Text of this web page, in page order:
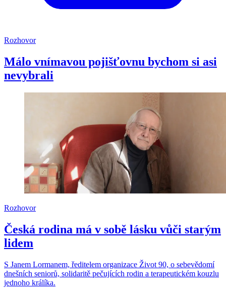
Rozhovor
Málo vnímavou pojišťovnu bychom si asi
nevybrali
Rozhovor
Česká rodina má v sobě lásku vůči starým
lidem
S Janem Lormanem, ředitelem organizace Život 90, o sebevědomí
dnešních seniorů, solidaritě pečujících rodin a terapeutickém kouzlu
jednoho králíka.